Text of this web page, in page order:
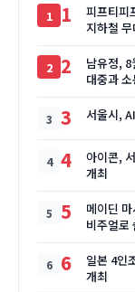
1
피프티
지하철
2
남유정,
대중과
3 서울시,
4
아이콘,
개최
5
메이딘
비주얼로
6
일본 4인
개최